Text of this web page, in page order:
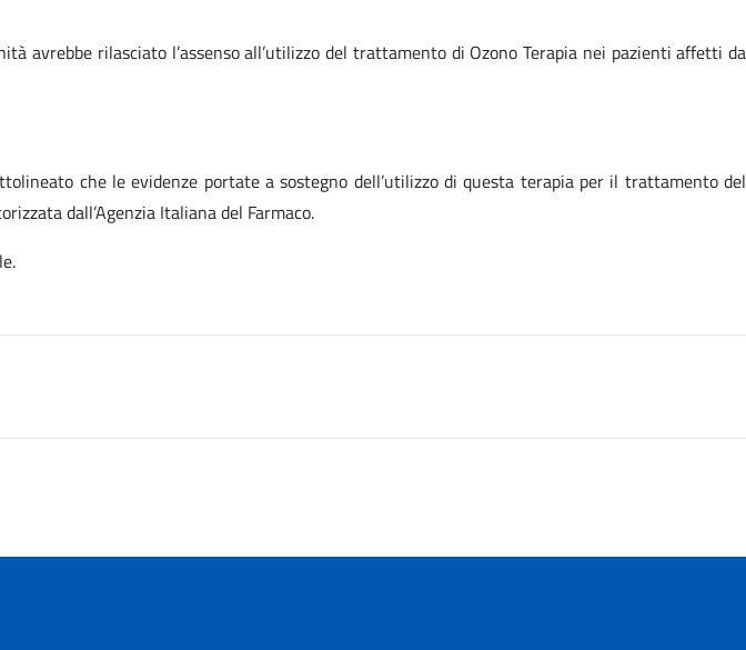
avrebbe rilasciato l’assenso all’utilizzo del trattamento di Ozono Terapia nei pazienti affetti da
che le evidenze portate a sostegno dell’utilizzo di questa terapia per il trattamento del
dall’Agenzia Italiana del Farmaco.